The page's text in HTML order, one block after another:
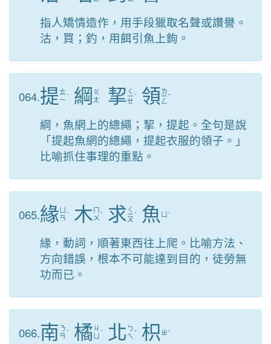
指人矯情造作，用手段獵取名聲或讚譽。
沽，買；釣，用餌引魚上鉤。
064.提ㄊ
ㄧ ˊ 綱 ㄍ
ㄤ
挈 ㄑ
ㄧ
ㄝ
ˋ 領 ㄌ
ㄧ
ㄥ
ˇ
綱，魚網上的總繩；挈，提起。全句是說
「提起魚網的總繩，提起衣服的領子。」
比喻抓住事理的重點。
065.緣ㄢ ˊ 木 ㄇ
ㄨ ˋ 求 ㄑ
ㄧ
ㄡ
ˊ 魚 ˊ
緣，動詞，順著東西往上爬。比喻方法、
方向錯誤，根本不可能達到目的，徒勞無
功而已。
066.南 ㄋ
ㄢ ˊ 橘 ㄐ
ˊ 北 ㄅ
ㄟ ˇ 枳 ㄓˇ